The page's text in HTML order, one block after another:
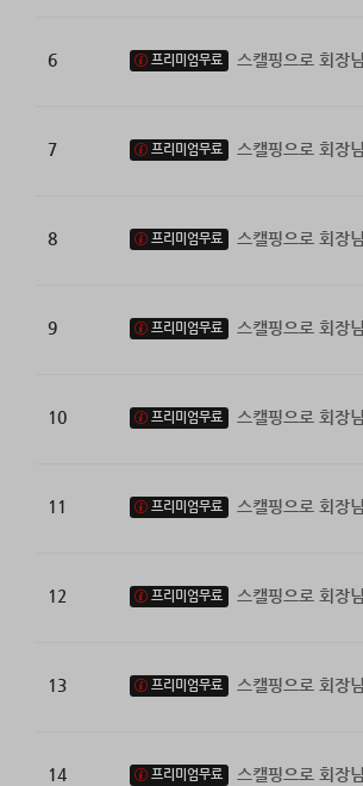
6 프리미엄무료 스캘핑으로 회장
7 프리미엄무료 스캘핑으로 회장
8 프리미엄무료 스캘핑으로 회장
9 프리미엄무료 스캘핑으로 회장
10 프리미엄무료 스캘핑으로 회장
11 프리미엄무료 스캘핑으로 회장
12 프리미엄무료 스캘핑으로 회장
13 프리미엄무료 스캘핑으로 회장
14 프리미엄무료 스캘핑으로 회장